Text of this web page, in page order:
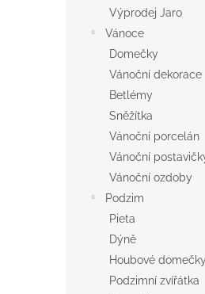
Výprodej Jaro
Vánoce
Domečky
Vánoční dekorace
Betlémy
Sněžítka
Vánoční porcelán
Vánoční
Vánoční ozdoby
Podzim
Pieta
Dýně
Houbové domečky
Podzimní zvířátka